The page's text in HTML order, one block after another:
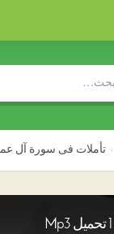
تأملات فى سورة آل